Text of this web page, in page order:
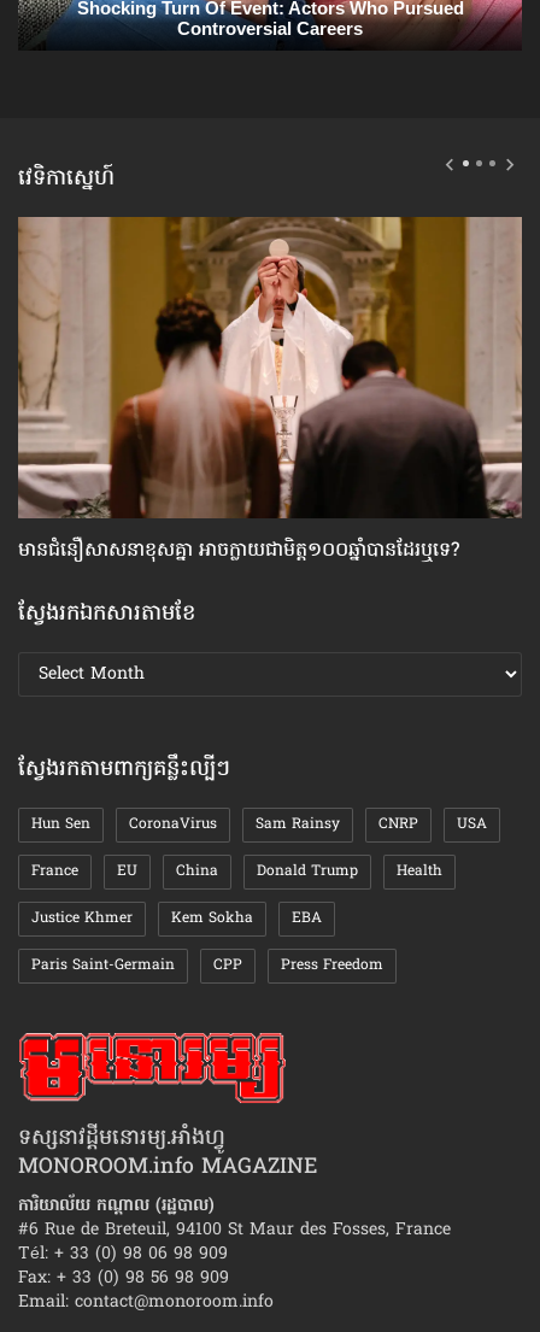
វេទិកាស្នេហ៍
មាន​ជំនឿ​សាសនា​ខុស​គ្នា អាច​ក្លាយ​ជា​មិត្ត១០០ឆ្នាំ​បាន​ដែរ​ឬទេ?
ស្វែងរកឯកសារតាមខែ
ស្វែងរក
ឯកសារ
ស្វែងរកតាមពាក្យគន្លឹះល្បីៗ
Hun Sen CoronaVirus Sam Rainsy CNRP USA
France EU China Donald Trump Health
Justice Khmer Kem Sokha EBA
Paris Saint-Germain CPP Press Freedom
ទស្សនាវដ្ដីមនោរម្យ.អាំងហ្វូ
MONOROOM.info MAGAZINE
ការិយាល័យ កណ្ដាល (រដ្ឋបាល)
#6 Rue de Breteuil, 94100 St Maur des Fosses, France
Tél: + 33 (0) 98 06 98 909
Fax: + 33 (0) 98 56 98 909
Email: contact@monoroom.info